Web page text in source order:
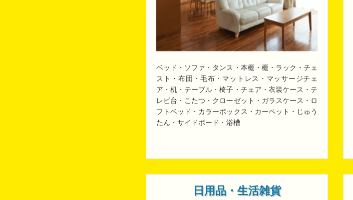
ベッド・ソファ・タンス・本棚・棚・ラック・チェ
スト・布団・毛布・マットレス・マッサージチェ
ア・机・テーブル・椅子・チェア・衣装ケース・テ
レビ台・こたつ・クローゼット・ガラスケース・ロ
フトベッド・カラーボックス・カーペット・じゅう
たん・サイドボード・浴槽
日用品・生活雑貨